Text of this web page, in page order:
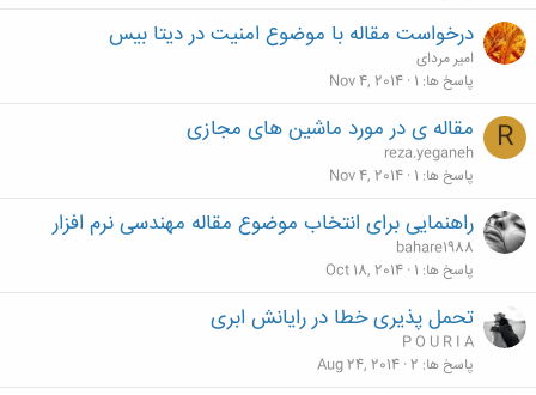
درخواست مقاله با موضوع امنیت در دیتا بیس
امیر مردای
پاسخ ها 1
Nov 4, 2014
R مقاله ی در مورد ماشین های مجازی
reza.yeganeh
پاسخ ها 1
Nov 4, 2014
راهنمایی برای انتخاب موضوع مقاله مهندسی نرم افزار
bahare1988
پاسخ ها 1
Oct 18, 2014
تحمل پذیری خطا در رایانش ابری
P O U R I A
پاسخ ها 2
Aug 24, 2014